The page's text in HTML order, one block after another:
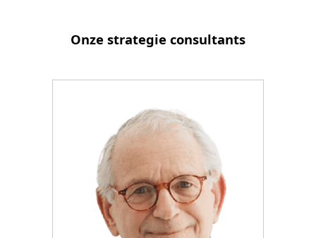
Onze strategie consultants